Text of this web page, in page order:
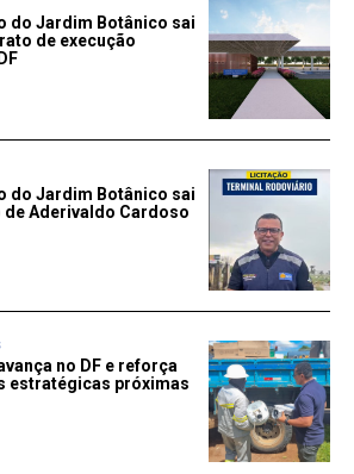
do Jardim Botânico sai
de execução
do Jardim Botânico sai
de Aderivaldo Cardoso
no DF e reforça
estratégicas próximas